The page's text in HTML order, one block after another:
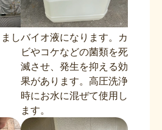
しバイオ液になります。カ
ビやコケなどの菌類を死
滅させ、発生を抑える効
果があります。高圧洗浄
時にお水に混ぜて使用し
ます。